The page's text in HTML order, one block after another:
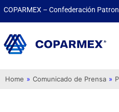
COPARMEX – Confederación
Home » Comunicado de Prensa »